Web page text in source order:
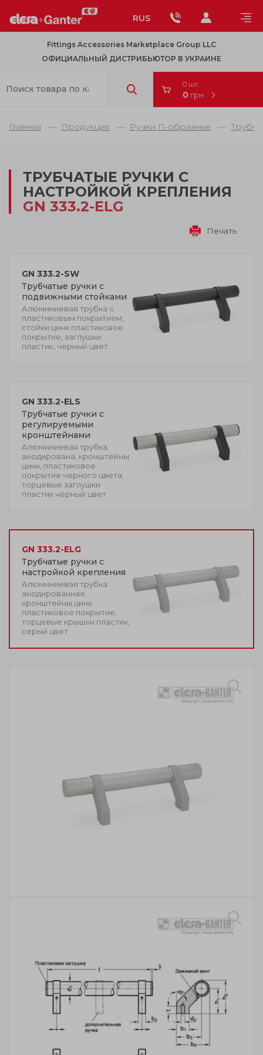
RUS
Fittings Accessories Marketplace Group LLC
ОФИЦИАЛЬНЫЙ ДИСТРИБЬЮТОР В УКРАИНЕ
0 шт.
0 грн
Главная Продукция Ручки П-образные
ТРУБЧАТЫЕ РУЧКИ С
НАСТРОЙКОЙ КРЕПЛЕНИЯ
GN 333.2-ELG
Печать
GN 333.2-SW
Трубчатые ручки с
подвижными стойками
Алюминиевая трубка с
пластиковым покрытием,
стойки цинк пластиковое
покрытие, заглушки
пластик, черный цвет
GN 333.2-ELS
Трубчатые ручки с
регулируемыми
кронштейнами
Алюминиевая трубка
анодирована, кронштейны
цинк, пластиковое
покрытие черного цвета,
торцевые заглушки
пластик чёрный цвет
GN 333.2-ELG
Трубчатые ручки с
настройкой крепления
Алюминиевая трубка
анодированная,
кронштейны цинк
пластиковое покрытие,
торцевые крышки пластик,
серый цвет